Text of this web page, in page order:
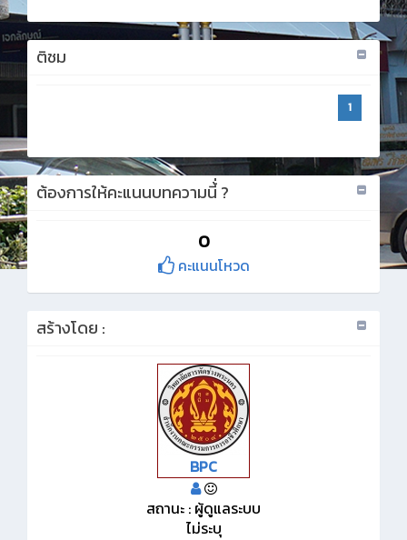
ติชม
1
ต้องการให้คะแนนบทความนี้่ ?
0
คะแนนโหวด
สร้างโดย :
BPC
สถานะ : ผู้ดูแลระบบ
ไม่ระบุ